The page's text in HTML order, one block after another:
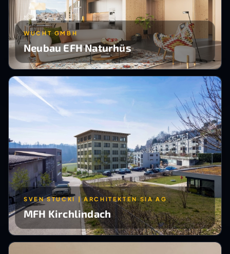
WUCHT GMBH
Neubau EFH Naturhüs
SVEN STUCKI | ARCHITEKTEN SIA AG
MFH Kirchlindach